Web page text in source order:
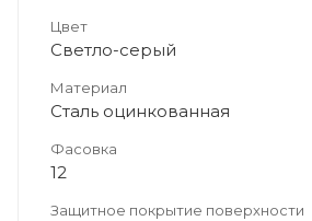
Цвет
Светло-серый
Материал
Сталь оцинкованная
Фасовка
12
Защитное покрытие поверхности